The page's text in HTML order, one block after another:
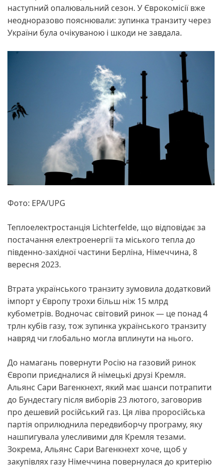
наступний опалювальний сезон. У Єврокомісії вже
неодноразово пояснювали: зупинка транзиту через
України була очікуваною і шкоди не завдала.
Фото: EPA/UPG
Теплоелектростанція Lichterfelde, що відповідає за
постачання електроенергії та міського тепла до
південно-західної частини Берліна, Німеччина, 8
вересня 2023.
Втрата українського транзиту зумовила додатковий
імпорт у Європу трохи більш ніж 15 млрд
кубометрів. Водночас світовий ринок — це понад 4
трлн кубів газу, тож зупинка українського транзиту
навряд чи глобально могла вплинути на нього.
До намагань повернути Росію на газовий ринок
Європи приєдналися й німецькі друзі Кремля.
Альянс Сари Вагенкнехт, який має шанси потрапити
до Бундестагу після виборів 23 лютого, заговорив
про дешевий російський газ. Ця ліва проросійська
партія оприлюднила передвиборчу програму, яку
нашпигувала улесливими для Кремля тезами.
Зокрема, Альянс Сари Вагенкнехт хоче, щоб у
закупівлях газу Німеччина повернулася до критерію